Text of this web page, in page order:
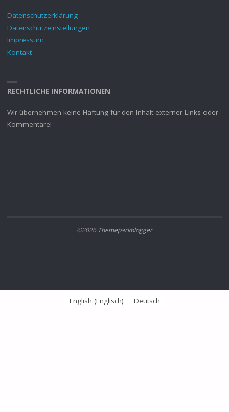
Datenschutzerklärung
Datenschutzeinstellungen
Impressum
Kontakt
RECHTLICHE INFORMATIONEN
Wir übernehmen keine Haftung für den Inhalt externer Links oder
Kommentare!
©2026 Themeparkblogger
English (Englisch) Deutsch